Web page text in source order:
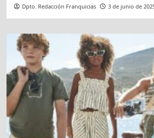
Dpto. Redacción Franquicias 3 de junio de